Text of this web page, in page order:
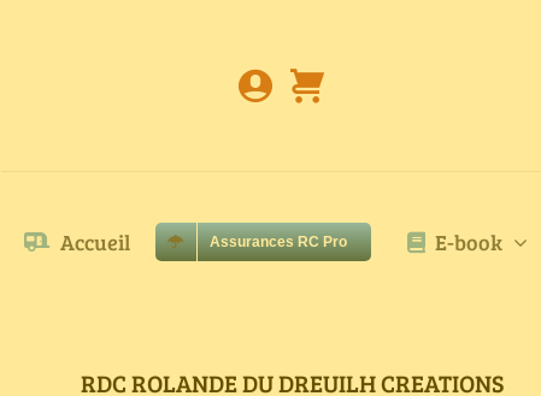
Accueil Assurances RC Pro E-book
RDC ROLANDE DU DREUILH CREATIONS